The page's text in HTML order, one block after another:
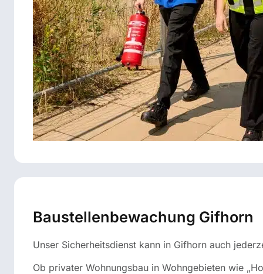
Baustellenbewachung Gifhorn
Unser Sicherheitsdienst kann in Gifhorn auch
Ob privater Wohnungsbau in Wohngebieten wie